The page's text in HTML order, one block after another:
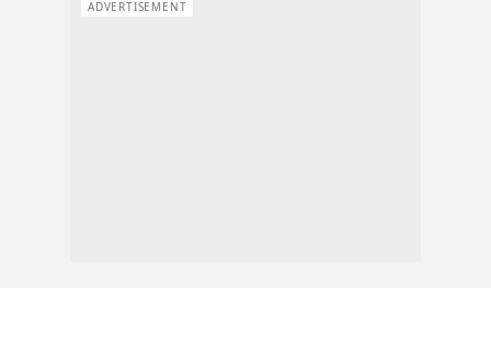
ADVERTISEMENT